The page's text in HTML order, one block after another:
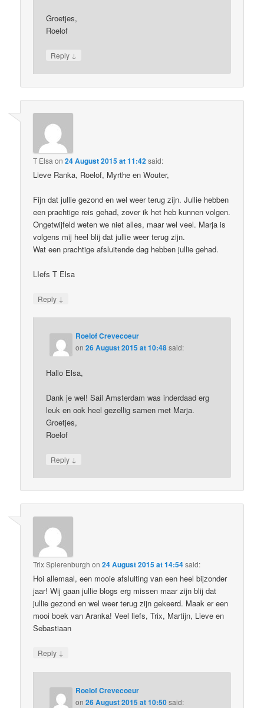
Groetjes,
Roelof
Reply ↓
T Elsa on24 August 2015 at 11:42said:
Lieve Ranka, Roelof, Myrthe en Wouter,
Fijn dat jullie gezond en wel weer terug zijn. Jullie hebben
een prachtige reis gehad, zover ik het heb kunnen volgen.
Ongetwijfeld weten we niet alles, maar wel veel. Marja is
volgens mij heel blij dat jullie weer terug zijn.
Wat een prachtige afsluitende dag hebben jullie gehad.
LIefs T Elsa
Reply ↓
Roelof Crevecoeur
on26 August 2015 at 10:48said:
Hallo Elsa,
Dank je wel! Sail Amsterdam was inderdaad erg
leuk en ook heel gezellig samen met Marja.
Groetjes,
Roelof
Reply ↓
Trix Spierenburgh on24 August 2015 at 14:54said:
Hoi allemaal, een mooie afsluiting van een heel bijzonder
jaar! Wij gaan jullie blogs erg missen maar zijn blij dat
jullie gezond en wel weer terug zijn gekeerd. Maak er een
mooi boek van Aranka! Veel liefs, Trix, Martijn, Lieve en
Sebastiaan
Reply ↓
Roelof Crevecoeur
on26 August 2015 at 10:50said: